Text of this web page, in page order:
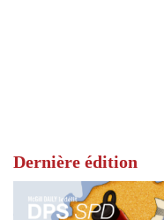
Dernière édition